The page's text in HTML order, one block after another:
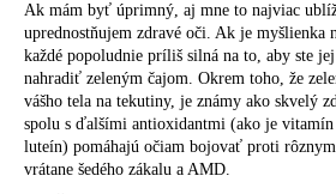
Ak mám byť úprimný, aj mne to najviac
uprednostňujem zdravé oči. Ak je myšlienka
každé popoludnie príliš silná na to, aby ste
nahradiť zeleným čajom. Okrem toho, že
vášho tela na tekutiny, je známy ako skvelý
spolu s ďalšími antioxidantmi (ako je
luteín) pomáhajú očiam bojovať proti
vrátane šedého zákalu a AMD.